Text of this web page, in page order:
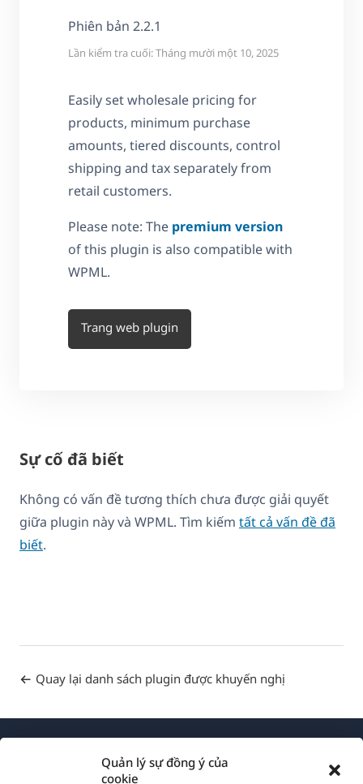
Quản lý sự đồng ý của
cookie
Phiên bản 2.2.1
Lần kiểm tra cuối: Tháng mười một 10, 2025
Easily set wholesale pricing for
products, minimum purchase
amounts, tiered discounts, control
shipping and tax separately from
retail customers.
Please note: The premium version
of this plugin is also compatible with
WPML.
Trang web plugin
Sự cố đã biết
Không có vấn đề tương thích chưa được giải quyết
giữa plugin này và WPML. Tìm kiếm tất cả vấn đề đã
biết.
Quay lại danh sách plugin được khuyến nghị